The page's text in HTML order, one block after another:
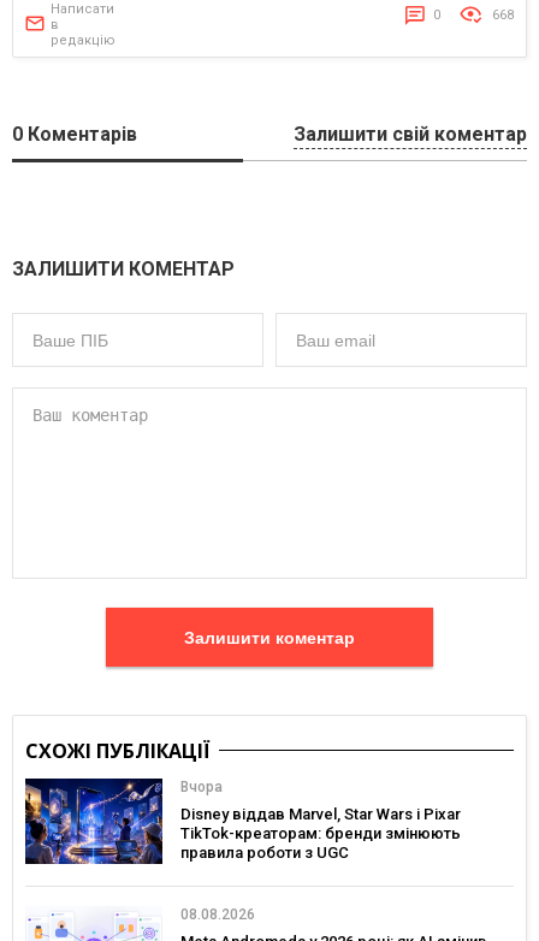
Написати
в
редакцію
0 668
0 Коментарів Залишити свій коментар
ЗАЛИШИТИ КОМЕНТАР
Залишити коментар
СХОЖІ ПУБЛІКАЦІЇ
Вчора
Disney віддав Marvel, Star Wars і Pixar
TikTok-креаторам: бренди змінюють
правила роботи з UGC
08.08.2026